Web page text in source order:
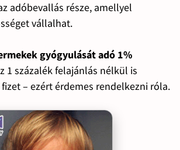
adóbevallás része, amellyel
vállalhat.
gyógyulását adó 1%
1 százalék felajánlás nélkül is
– ezért érdemes rendelkezni róla.